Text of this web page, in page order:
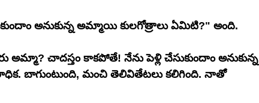
అనుకున్న అమ్మాయి కులగోత్రాలు ఏమిటి?" అంది.
అమ్మా? చాదస్తం కాకపోతే! నేను పెళ్లి చేసుకుందాం అనుకున్న
బాగుంటుంది, మంచి తెలివితేటలు కలిగింది. నాతో